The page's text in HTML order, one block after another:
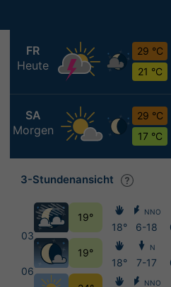
FR
Heute
29 °C
21 °C
SA
Morgen
29 °C
17 °C
3-Stundenansicht
03
06
19°
19°
18°
18°
NNO
6-18
N
7-17
NNO